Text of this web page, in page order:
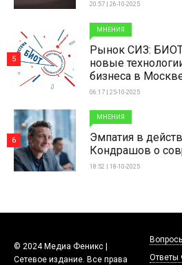
20:57 | 26-10-2025
МНЕНИЯ
Рынок СИЗ:
новые
бизнеса в
06:17 | 25-10-2025
5
МНЕНИЯ
Эмпатия в
Кондрашов о
18:52 | 18-10-2025
6
© 2024 Медиа Феникс |
Сетевое издание. Все права
Ответы